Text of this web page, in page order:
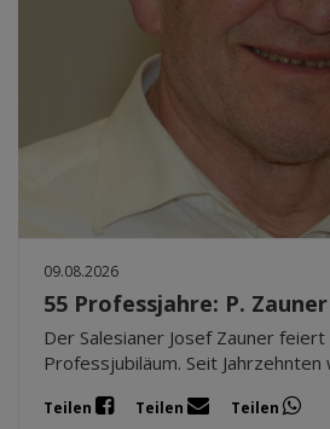
09.08.2026
55 Professjahre: P.
Der Salesianer Josef Zauner feiert
Professjubiläum. Seit
Teilen Teilen Teilen